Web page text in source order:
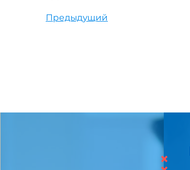
Предыдущий
×